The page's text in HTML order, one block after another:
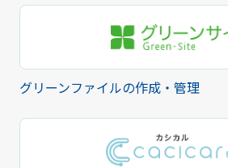
グリーンファイルの作成・管理